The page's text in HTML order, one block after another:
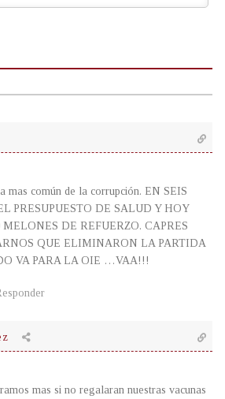
mas común de la corrupción. EN SEIS
PRESUPUESTO DE SALUD Y HOY
DE REFUERZO. CAPRES
QUE ELIMINARON LA PARTIDA
VA PARA LA OIE …VAA!!!
mas si no regalaran nuestras vacunas